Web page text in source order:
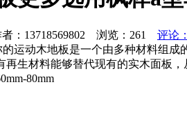
：13718569802 浏览： 261
评论
运动木地板是一个由多种材料组
生材料能够替代现有的实木面板
80mm